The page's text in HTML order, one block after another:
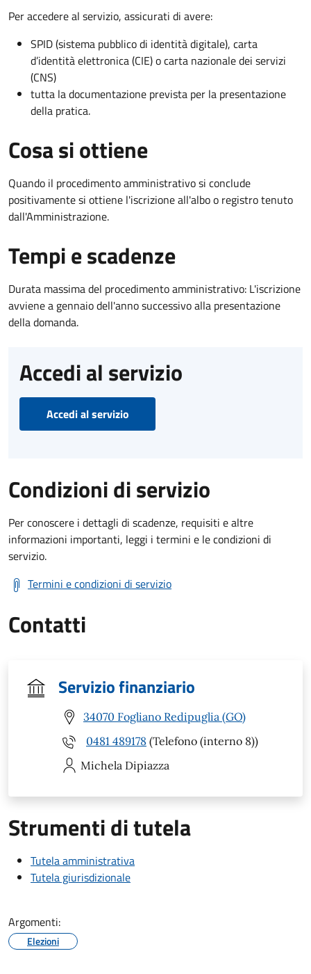
Per accedere al servizio, assicurati di avere:
SPID (sistema pubblico di identità digitale), carta
d’identità elettronica (CIE) o carta nazionale dei servizi
(CNS)
tutta la documentazione prevista per la presentazione
della pratica.
Cosa si ottiene
Quando il procedimento amministrativo si conclude
positivamente si ottiene l'iscrizione all'albo o registro tenuto
dall'Amministrazione.
Tempi e scadenze
Durata massima del procedimento amministrativo: L'iscrizione
avviene a gennaio dell'anno successivo alla presentazione
della domanda.
Accedi al servizio
Accedi al servizio
Condizioni di servizio
Per conoscere i dettagli di scadenze, requisiti e altre
informazioni importanti, leggi i termini e le condizioni di
servizio.
Termini e condizioni di servizio
Contatti
Servizio finanziario
34070 Fogliano Redipuglia (GO)
0481 489178 (Telefono (interno 8))
Michela Dipiazza
Strumenti di tutela
Tutela amministrativa
Tutela giurisdizionale
Argomenti:
Elezioni